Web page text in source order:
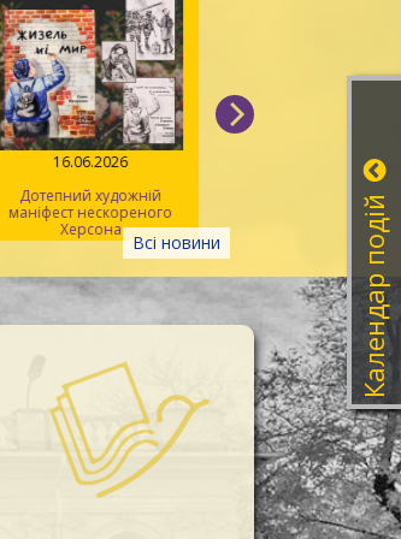
Всі новини
16.06.2026
Дотепний художній
маніфест нескореного
Херсона
08.06.2026
Літературна
херсонськихКалендар подій